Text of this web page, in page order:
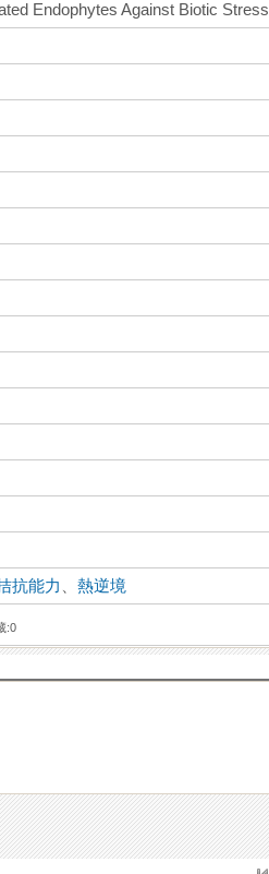
Endophytes Against Biotic Stress
抗能力 、熱逆境
:0